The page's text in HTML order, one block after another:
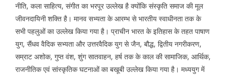
नीति, कला साहित्य, संगीत का भरपूर उल्लेख है क्योंकि संस्कृति समाज की मूल
जीवनदायिनी शक्ति है। मानव सभ्यता के आरम्भ से भारतीय स्वाधीनता तक के
सभी पहलुओं का उल्लेख किया गया है। प्राचीन भारत के इतिहास के तहत पाषाण
युग, सैंधव वैदिक सभ्यता और उत्तरवैदिक युग से जैन, बौद्ध, द्वितीय नगरीकरण,
सम्राट अशोक, गुप्त वंश, शुंग सातवाहन, हर्ष तक के काल की सामाजिक, आर्थिक,
राजनीतिक एवं सांस्कृतिक घटनाओं का बखूबी उल्लेख किया गया है। मध्ययुग में